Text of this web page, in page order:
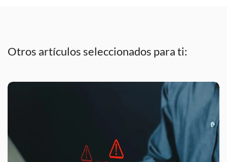
Otros artículos seleccionados para ti: